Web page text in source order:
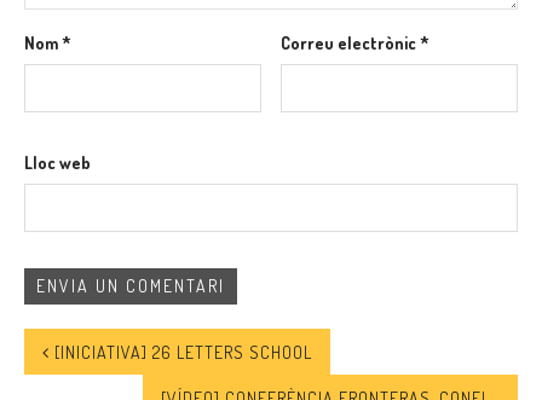
Nom* Correu electrònic*
Lloc web
[INICIATIVA] 26 LETTERS SCHOOL